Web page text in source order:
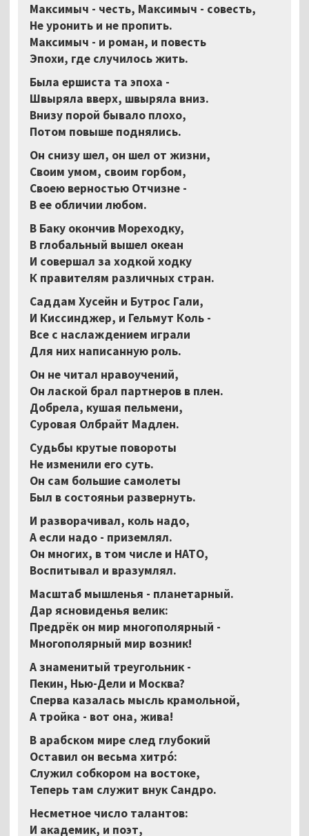
Максимыч - честь, Максимыч - совесть,
Не уронить и не пропить.
Максимыч - и роман, и повесть
Эпохи, где случилось жить.
Была ершиста та эпоха -
Швыряла вверх, швыряла вниз.
Внизу порой бывало плохо,
Потом повыше поднялись.
Он снизу шел, он шел от жизни,
Своим умом, своим горбом,
Своею верностью Отчизне -
В ее обличии любом.
В Баку окончив Мореходку,
В глобальный вышел океан
И совершал за ходкой ходку
К правителям различных стран.
Саддам Хусейн и Бутрос Гали,
И Киссинджер, и Гельмут Коль -
Все с наслаждением играли
Для них написанную роль.
Он не читал нравоучений,
Он лаской брал партнеров в плен.
Добрела, кушая пельмени,
Суровая Олбрайт Мадлен.
Судьбы крутые повороты
Не изменили его суть.
Он сам большие самолеты
Был в состояньи развернуть.
И разворачивал, коль надо,
А если надо - приземлял.
Он многих, в том числе и НАТО,
Воспитывал и вразумлял.
Масштаб мышленья - планетарный.
Дар ясновиденья велик:
Предрёк он мир многополярный -
Многополярный мир возник!
А знаменитый треугольник -
Пекин, Нью-Дели и Москва?
Сперва казалась мысль крамольной,
А тройка - вот она, жива!
В арабском мире след глубокий
Оставил он весьма хитрó:
Служил собкором на востоке,
Теперь там служит внук Сандро.
Несметное число талантов:
И академик, и поэт,